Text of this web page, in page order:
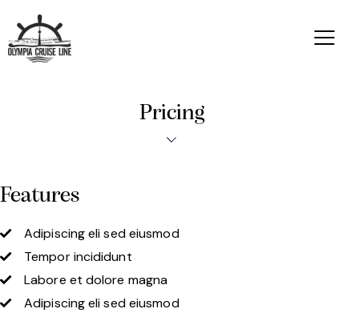
Pricing
Features
Adipiscing eli sed eiusmod
Tempor incididunt
Labore et dolore magna
Adipiscing eli sed eiusmod